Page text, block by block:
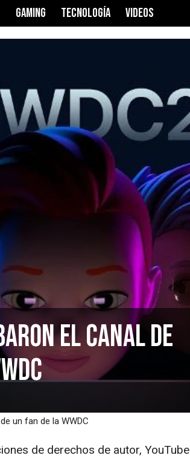
GAMING TECNOLOGÍA VIDEOS
el canal de
un fan de la WWDC
de derechos de autor, YouTube